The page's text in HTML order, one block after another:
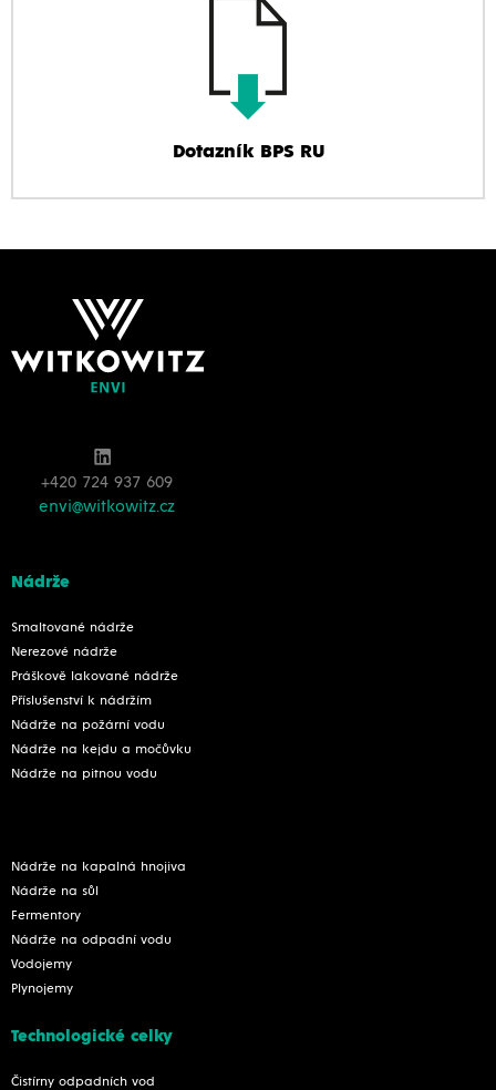
Dotazník BPS RU
+420 724 937 609
envi@witkowitz.cz
Nádrže
Smaltované nádrže
Nerezové nádrže
Práškově lakované nádrže
Příslušenství k nádržím
Nádrže na požární vodu
Nádrže na kejdu a močůvku
Nádrže na pitnou vodu
Nádrže na kapalná hnojiva
Nádrže na sůl
Fermentory
Nádrže na odpadní vodu
Vodojemy
Plynojemy
Technologické celky
Čistírny odpadních vod